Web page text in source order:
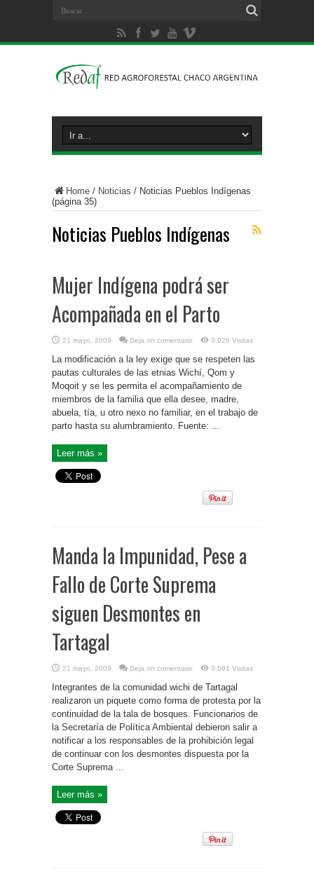
Home / Noticias / Noticias Pueblos Indígenas
(página 35)
Noticias Pueblos Indígenas
Mujer Indígena podrá ser
Acompañada en el Parto
21 mayo, 2009 Deja un comentario 3,026 Visitas
La modificación a la ley exige que se respeten las
pautas culturales de las etnias Wichí, Qom y
Moqoit y se les permita el acompañamiento de
miembros de la familia que ella desee, madre,
abuela, tía, u otro nexo no familiar, en el trabajo de
parto hasta su alumbramiento. Fuente: ...
Leer más »
Manda la Impunidad, Pese a
Fallo de Corte Suprema
siguen Desmontes en
Tartagal
21 mayo, 2009 Deja un comentario 3,591 Visitas
Integrantes de la comunidad wichi de Tartagal
realizaron un piquete como forma de protesta por la
continuidad de la tala de bosques. Funcionarios de
la Secretaría de Política Ambiental debieron salir a
notificar a los responsables de la prohibición legal
de continuar con los desmontes dispuesta por la
Corte Suprema ...
Leer más »